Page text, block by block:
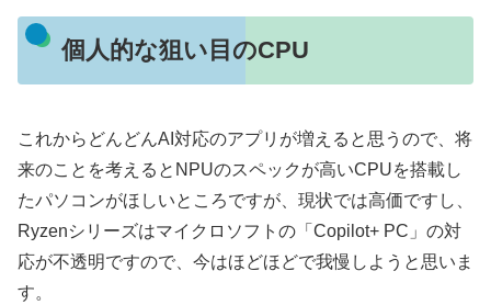
個人的な狙い目のCPU
これからどんどんAI対応のアプリが増えると思うので、将
来のことを考えるとNPUのスペックが高いCPUを搭載し
たパソコンがほしいところですが、現状では高価ですし、
Ryzenシリーズはマイクロソフトの「Copilot+ PC」の対
応が不透明ですので、今はほどほどで我慢しようと思いま
す。